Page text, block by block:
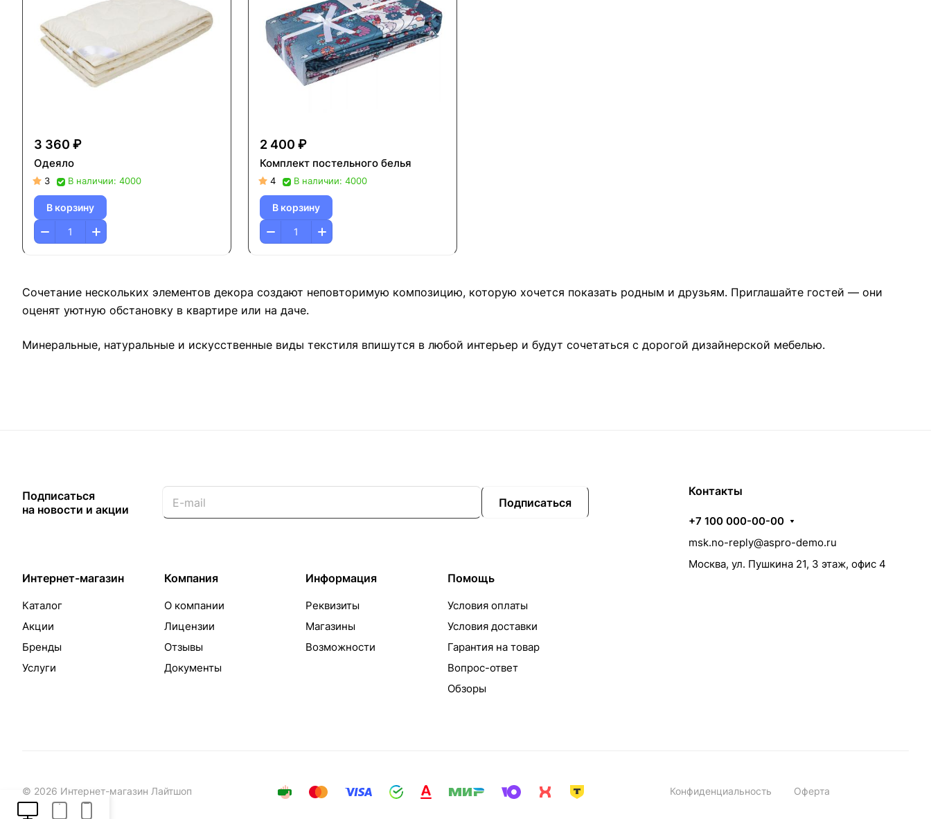
3 360 ₽
Одеяло
3 В наличии: 4000
В корзину
2 400 ₽
Комплект постельного белья
4 В наличии: 4000
В корзину
Сочетание нескольких элементов декора создают неповторимую композицию, которую хочется показать родным и друзьям. Приглашайте гостей — они
оценят уютную обстановку в квартире или на даче.
Минеральные, натуральные и искусственные виды текстиля впишутся в любой интерьер и будут сочетаться с дорогой дизайнерской мебелью.
Подписаться
на новости и акции
Подписаться
Интернет-магазин
Каталог
Акции
Бренды
Услуги
Компания
О компании
Лицензии
Отзывы
Документы
Информация
Реквизиты
Магазины
Возможности
Помощь
Условия оплаты
Условия доставки
Гарантия на товар
Вопрос-ответ
Обзоры
Контакты
+7 100 000-00-00
msk.no-reply@aspro-demo.ru
Москва, ул. Пушкина 21, 3 этаж, офис 4
© 2026 Интернет-магазин Лайтшоп Конфиденциальность Оферта